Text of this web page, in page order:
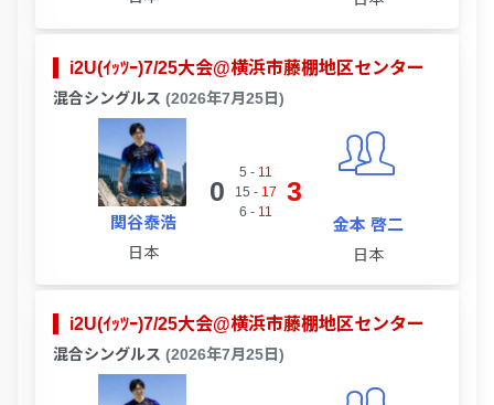
i2U(ｲｯﾂｰ)7/25大会@横浜市藤棚地区センター
混合シングルス (2026年7月25日)
関谷泰浩
日本
0
5 - 11
15 - 17
6 - 11
3
金本 啓二
日本
i2U(ｲｯﾂｰ)7/25大会@横浜市藤棚地区センター
混合シングルス (2026年7月25日)